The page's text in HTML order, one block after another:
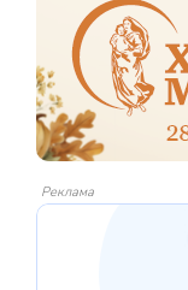
Реклама